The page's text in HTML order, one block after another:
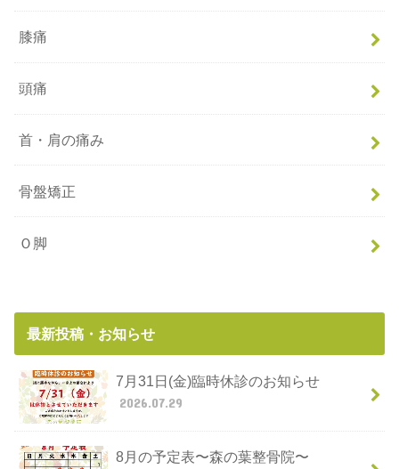
膝痛
頭痛
首・肩の痛み
骨盤矯正
Ｏ脚
最新投稿・お知らせ
7月31日(金)臨時休診のお知らせ
2026.07.29
8月の予定表〜森の葉整骨院〜